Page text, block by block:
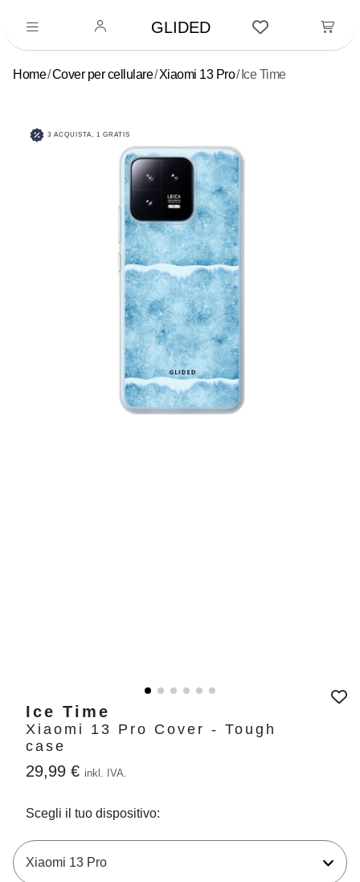
GLIDED
Home Cover per cellulare Xiaomi 13 Pro Ice Time
3 ACQUISTA, 1 GRATIS
Ice Time
Xiaomi 13 Pro Cover - Tough
case
29,99 € inkl. IVA.
Scegli il tuo dispositivo: